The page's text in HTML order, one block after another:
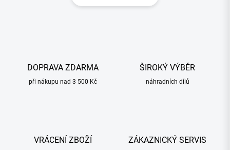
DOPRAVA ZDARMA
při nákupu nad 3 500 Kč
ŠIROKÝ VÝBĚR
náhradních dílů
VRÁCENÍ ZBOŽÍ ZÁKAZNICKÝ SERVIS